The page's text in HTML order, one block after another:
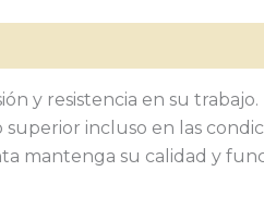
y resistencia en su trabajo.
incluso en las
mantenga su calidad y